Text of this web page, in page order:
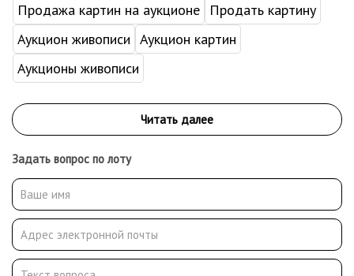
Продажа картин на аукционе
Продать картину
Аукцион живописи Аукцион картин
Аукционы живописи
Задать вопрос по лоту